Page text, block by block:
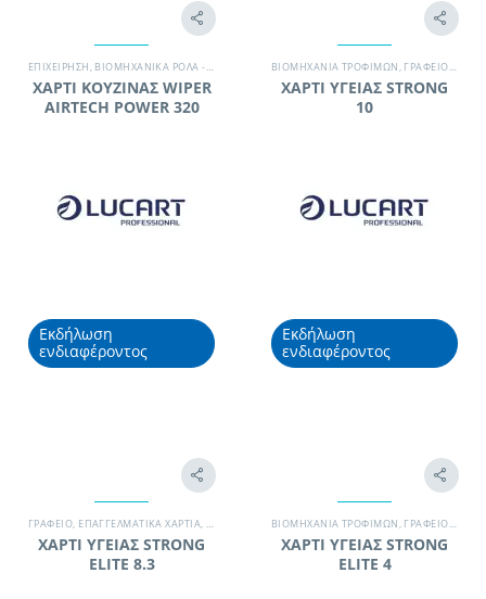
EΠΙΧΕΊΡΗΣΗ, ΒΙΟΜΗΧΑΝΙΚΆ ΡΟΛΆ - WIPERS ΓΡΑΦΕΊΟ,ΕΠΑΓΓΕΛΜΑΤΙΚΆ ΧΑΡΤΙΆ,
ΧΑΡΤΙ ΚΟΥΖΙΝΑΣ WIPER
AIRTECH POWER 320
Εκδήλωση
ενδιαφέροντος
ΒΙΟΜΗΧΑΝΊΑ ΤΡΟΦΊΜΩΝ, ΓΡΑΦΕΊΟ,
ΧΑΡΤΙ ΥΓΕΙΑΣ STRONG
10
Εκδήλωση
ενδιαφέροντος
ΓΡΑΦΕΊΟ, ΕΠΑΓΓΕΛΜΑΤΙΚΆ ΧΑΡΤΙΆ, ΚΑΤΑΣΚΕΥΑΣΤΙΚΉ ΕΤΑΙΡΊΑ,ΞΕΝΟΔΟΧΕΊΟ,ΠΡΟΪΌΝΤΑ
ΧΑΡΤΙ ΥΓΕΙΑΣ STRONG
ELITE 8.3
ΒΙΟΜΗΧΑΝΊΑ ΤΡΟΦΊΜΩΝ, ΓΡΑΦΕΊΟ,
ΧΑΡΤΙ ΥΓΕΙΑΣ STRONG
ELITE 4